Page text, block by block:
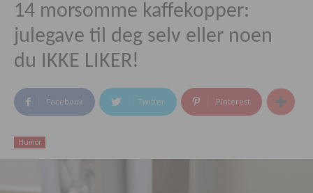
14 morsomme kaffekopper:
julegave til deg selv eller noen
du IKKE LIKER!
Facebook Twitter Pinterest
Humor